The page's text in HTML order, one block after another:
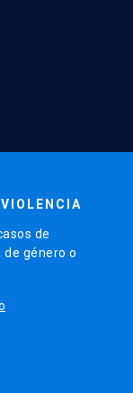
de
género o